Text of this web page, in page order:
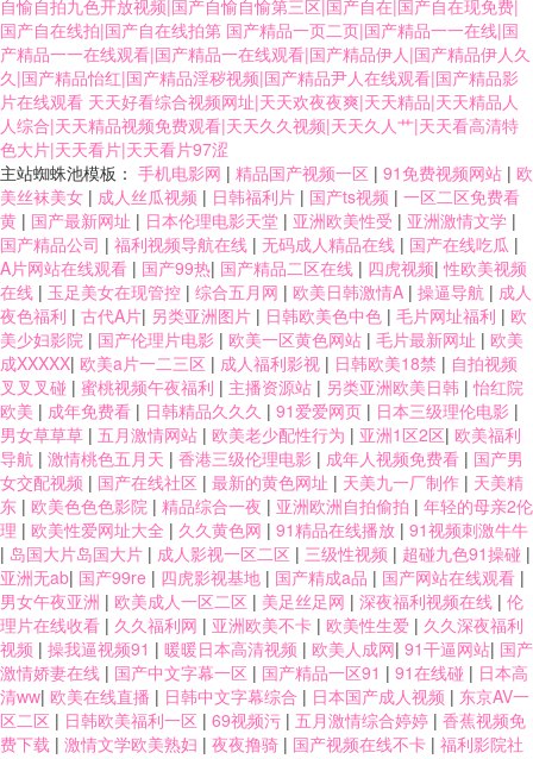
自愉自拍九色开放视频|国产自愉自愉第三区|国产自在|国产自在现免费|
国产自在线拍|国产自在线拍第 国产精品一页二页|国产精品一一在线|国
产精品一一在线观看|国产精品一在线观看|国产精品伊人|国产精品伊人久
久|国产精品怡红|国产精品淫秽视频|国产精品尹人在线观看|国产精品影
片在线观看 天天好看综合视频网址|天天欢夜夜爽|天天精品|天天精品人
人综合|天天精品视频免费观看|天天久久视频|天天久人艹|天天看高清特
色大片|天天看片|天天看片97涩
主站蜘蛛池模板： 手机电影网 | 精品国产视频一区 | 91免费视频网站 | 欧
美丝袜美女 | 成人丝瓜视频 | 日韩福利片 | 国产ts视频 | 一区二区免费看
黄 | 国产最新网址 | 日本伦理电影天堂 | 亚洲欧美性受 | 亚洲激情文学 |
国产精品公司 | 福利视频导航在线 | 无码成人精品在线 | 国产在线吃瓜 |
A片网站在线观看 | 国产99热| 国产精品二区在线 | 四虎视频|性欧美视频
在线 | 玉足美女在现管控 | 综合五月网 | 欧美日韩激情A | 操逼导航 | 成人
夜色福利 | 古代A片| 另类亚洲图片 | 日韩欧美色中色 | 毛片网址福利 | 欧
美少妇影院 | 国产伦理片电影 | 欧美一区黄色网站 | 毛片最新网址 | 欧美
成XXXXX| 欧美a片一二三区 | 成人福利影视 | 日韩欧美18禁 | 自拍视频
叉叉叉碰 | 蜜桃视频午夜福利 | 主播资源站 | 另类亚洲欧美日韩 |怡红院
欧美 | 成年免费看 | 日韩精品久久久 | 91爱爱网页 | 日本三级理伦电影 |
男女草草草 | 五月激情网站 | 欧美老少配性行为 | 亚洲1区2区| 欧美福利
导航 | 激情桃色五月天 | 香港三级伦理电影 | 成年人视频免费看 | 国产男
女交配视频 | 国产在线社区 | 最新的黄色网址 | 天美九一厂制作 | 天美精
东 | 欧美色色色影院 | 精品综合一夜 | 亚洲欧洲自拍偷拍 | 年轻的母亲2伦
理 | 欧美性爱网址大全 | 久久黄色网 | 91精品在线播放 | 91视频刺激牛牛
| 岛国大片岛国大片 | 成人影视一区二区 | 三级性视频 | 超碰九色91操碰 |
亚洲无ab| 国产99re | 四虎影视基地 | 国产精成a品 | 国产网站在线观看 |
男女午夜亚洲 | 欧美成人一区二区 | 美足丝足网 | 深夜福利视频在线 | 伦
理片在线收看 | 久久福利网 | 亚洲欧美不卡 | 欧美性生爱 | 久久深夜福利
视频 | 操我逼视频91 | 暖暖日本高清视频 | 欧美人成网| 91干逼网站| 国产
激情娇妻在线 | 国产中文字幕一区 | 国产精品一区91 | 91在线碰 | 日本高
清ww| 欧美在线直播 | 日韩中文字幕综合 | 日本国产成人视频 | 东京AV一
区二区 | 日韩欧美福利一区 | 69视频污 | 五月激情综合婷婷 | 香蕉视频免
费下载 | 激情文学欧美熟妇 | 夜夜撸骑 | 国产视频在线不卡 | 福利影院社